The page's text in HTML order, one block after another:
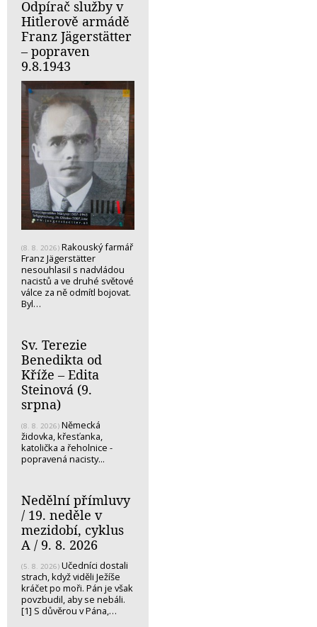
Odpírač služby v
Hitlerově armádě
Franz Jägerstätter
– popraven
9.8.1943
(8. 8. 2026) Rakouský farmář
Franz Jägerstätter
nesouhlasil s nadvládou
nacistů a ve druhé světové
válce za ně odmítl bojovat.
Byl…
Sv. Terezie
Benedikta od
Kříže – Edita
Steinová (9.
srpna)
(8. 8. 2026) Německá
židovka, křesťanka,
katolička a řeholnice -
popravená nacisty...
Nedělní přímluvy
/ 19. neděle v
mezidobí, cyklus
A / 9. 8. 2026
(5. 8. 2026) Učedníci dostali
strach, když viděli Ježíše
kráčet po moři. Pán je však
povzbudil, aby se nebáli.
[1] S důvěrou v Pána,…